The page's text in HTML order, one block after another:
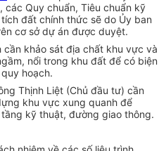
Quy chuẩn, Tiêu chuẩn kỹ
đất chính thức sẽ do Ủy ban
cơ sở dự án được duyệt.
khảo sát địa chất khu vực và
nổi trong khu đất để có biện
hoạch.
Thịnh Liệt (Chủ đầu tư) cần
khu vực xung quanh để
kỹ thuật, đường giao thông.